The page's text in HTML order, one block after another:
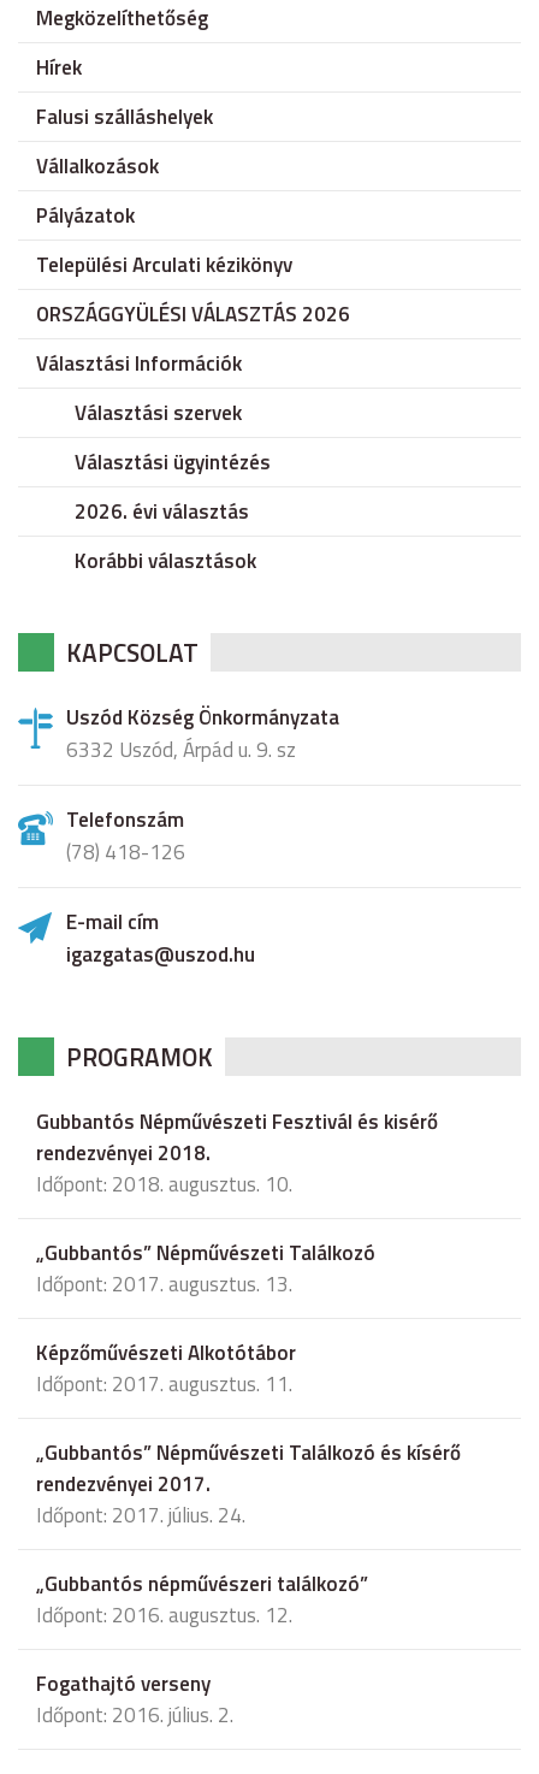
Megközelíthetőség
Hírek
Falusi szálláshelyek
Vállalkozások
Pályázatok
Települési Arculati kézikönyv
ORSZÁGGYÜLÉSI VÁLASZTÁS 2026
Választási Információk
Választási szervek
Választási ügyintézés
2026. évi választás
Korábbi választások
KAPCSOLAT
Uszód Község Önkormányzata
6332 Uszód, Árpád u. 9. sz
Telefonszám
(78) 418-126
E-mail cím
igazgatas@uszod.hu
PROGRAMOK
Gubbantós Népművészeti Fesztivál és kisérő
rendezvényei 2018.
Időpont: 2018. augusztus. 10.
„Gubbantós” Népművészeti Találkozó
Időpont: 2017. augusztus. 13.
Képzőművészeti Alkotótábor
Időpont: 2017. augusztus. 11.
„Gubbantós” Népművészeti Találkozó és kísérő
rendezvényei 2017.
Időpont: 2017. július. 24.
„Gubbantós népművészeri találkozó”
Időpont: 2016. augusztus. 12.
Fogathajtó verseny
Időpont: 2016. július. 2.